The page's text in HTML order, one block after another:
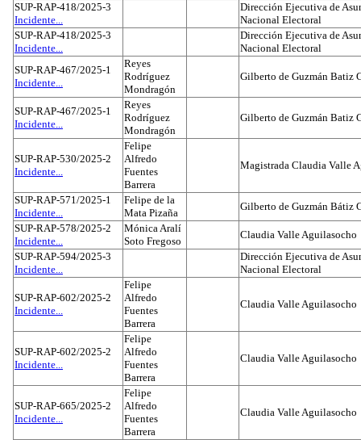
SUP-RAP-418/2025-3
Incidente...
Dirección Ejecutiva de
Nacional Electoral
SUP-RAP-418/2025-3
Incidente...
Dirección Ejecutiva de
Nacional Electoral
SUP-RAP-467/2025-1
Incidente...
Reyes
Rodríguez
Mondragón
Gilberto de Guzmán Batiz
SUP-RAP-467/2025-1
Incidente...
Reyes
Rodríguez
Mondragón
Gilberto de Guzmán Batiz
SUP-RAP-530/2025-2
Incidente...
Felipe
Alfredo
Fuentes
Barrera
Magistrada Claudia Valle
SUP-RAP-571/2025-1
Incidente...
Felipe de la
Mata Pizaña
Gilberto de Guzmán Bátiz
SUP-RAP-578/2025-2
Incidente...
Mónica Aralí
Soto Fregoso
Claudia Valle Aguilasocho
SUP-RAP-594/2025-3
Incidente...
Dirección Ejecutiva de
Nacional Electoral
SUP-RAP-602/2025-2
Incidente...
Felipe
Alfredo
Fuentes
Barrera
Claudia Valle Aguilasocho
SUP-RAP-602/2025-2
Incidente...
Felipe
Alfredo
Fuentes
Barrera
Claudia Valle Aguilasocho
SUP-RAP-665/2025-2
Incidente...
Felipe
Alfredo
Fuentes
Barrera
Claudia Valle Aguilasocho